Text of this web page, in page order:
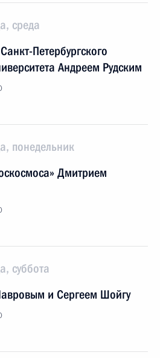
среда
Петербургского
Андреем Рудским
понедельник
Дмитрием
суббота
и Сергеем Шойгу